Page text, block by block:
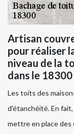
Artisan
pour réaliser
niveau de la
dans le
Les toits des
d'étanchéité. En
mettre en place des